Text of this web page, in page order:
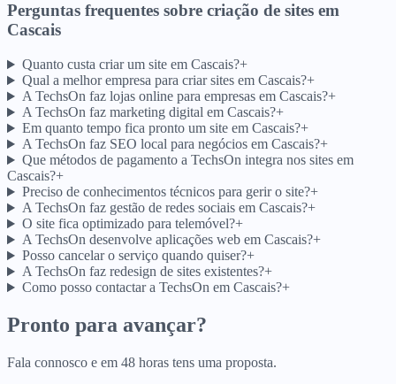
Perguntas frequentes sobre criação de sites em
Cascais
Quanto custa criar um site em Cascais?+
Qual a melhor empresa para criar sites em Cascais?+
A TechsOn faz lojas online para empresas em Cascais?+
A TechsOn faz marketing digital em Cascais?+
Em quanto tempo fica pronto um site em Cascais?+
A TechsOn faz SEO local para negócios em Cascais?+
Que métodos de pagamento a TechsOn integra nos sites em
Cascais?+
Preciso de conhecimentos técnicos para gerir o site?+
A TechsOn faz gestão de redes sociais em Cascais?+
O site fica optimizado para telemóvel?+
A TechsOn desenvolve aplicações web em Cascais?+
Posso cancelar o serviço quando quiser?+
A TechsOn faz redesign de sites existentes?+
Como posso contactar a TechsOn em Cascais?+
Pronto para avançar?
Fala connosco e em 48 horas tens uma proposta.